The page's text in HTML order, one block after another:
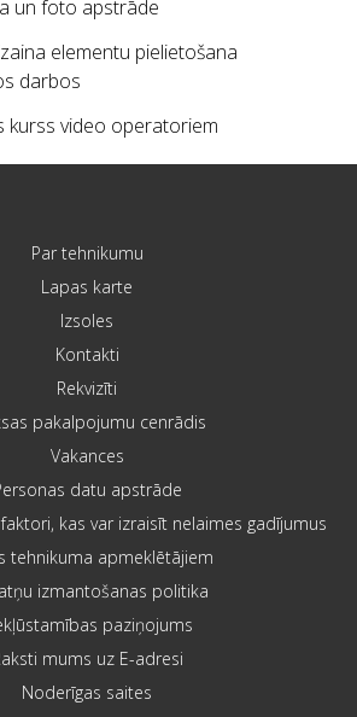
un foto apstrāde
elementu pielietošana
darbos
kurss video operatoriem
Par tehnikumu
Lapas karte
Izsoles
Kontakti
Rekvizīti
pakalpojumu cenrādis
Vakances
datu apstrāde
kas var izraisīt nelaimes gadījumus
tehnikuma apmeklētājiem
izmantošanas politika
paziņojums
mums uz E-adresi
Noderīgas saites